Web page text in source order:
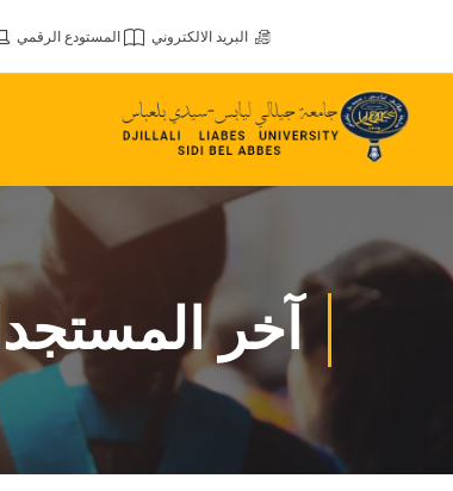
البريد الالكتروني المستودع الرقمي
آخر